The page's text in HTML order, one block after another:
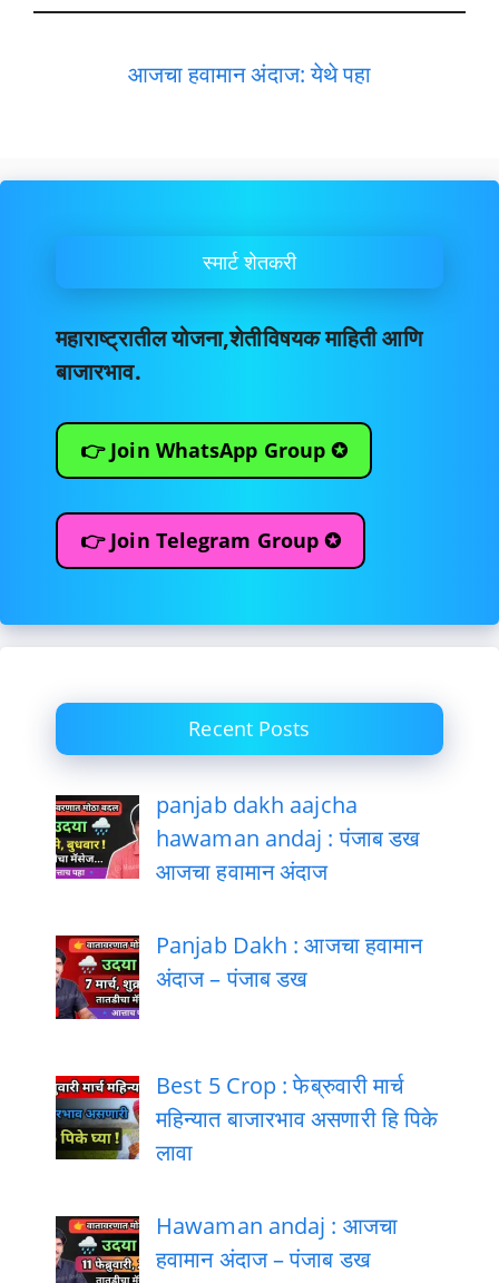
आजचा हवामान अंदाज: येथे पहा
स्मार्ट शेतकरी
महाराष्ट्रातील योजना,शेतीविषयक माहिती आणि
बाजारभाव.
👉 Join WhatsApp Group ✪
👉 Join Telegram Group ✪
Recent Posts
panjab dakh aajcha
hawaman andaj : पंजाब डख
आजचा हवामान अंदाज
Panjab Dakh : आजचा हवामान
अंदाज – पंजाब डख
Best 5 Crop : फेब्रुवारी मार्च
महिन्यात बाजारभाव असणारी हि पिके
लावा
Hawaman andaj : आजचा
हवामान अंदाज – पंजाब डख